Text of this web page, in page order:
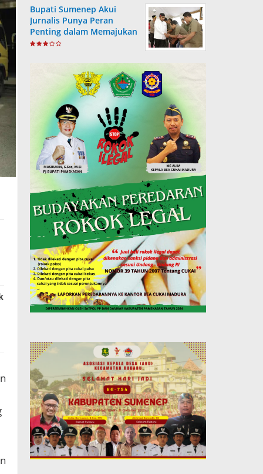
Bupati Sumenep Akui
Jurnalis Punya Peran
Penting dalam Memajukan
Daerah